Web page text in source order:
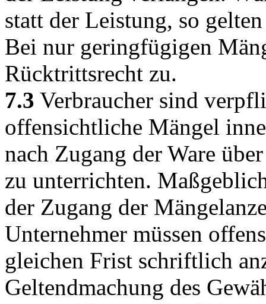
statt der Leistung, so
Bei nur geringfügigen
Rücktrittsrecht zu.
7.3 Verbraucher sind
offensichtliche Mängel
nach Zugang der Ware
zu unterrichten.
der Zugang der
Unternehmer müssen
gleichen Frist schriftlich
Geltendmachung des